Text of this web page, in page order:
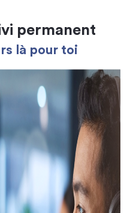
permanent
là pour toi